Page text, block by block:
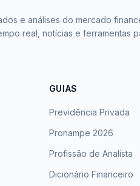
e análises do mercado
real, notícias e ferramentas
GUIAS
Previdência Privada
Pronampe 2026
Profissão de Analista
Dicionário Financeiro